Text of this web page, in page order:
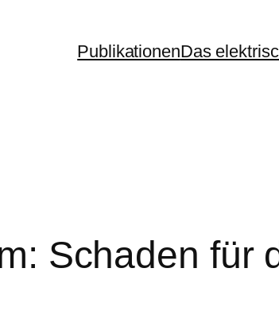
PublikationenDas
Schaden für